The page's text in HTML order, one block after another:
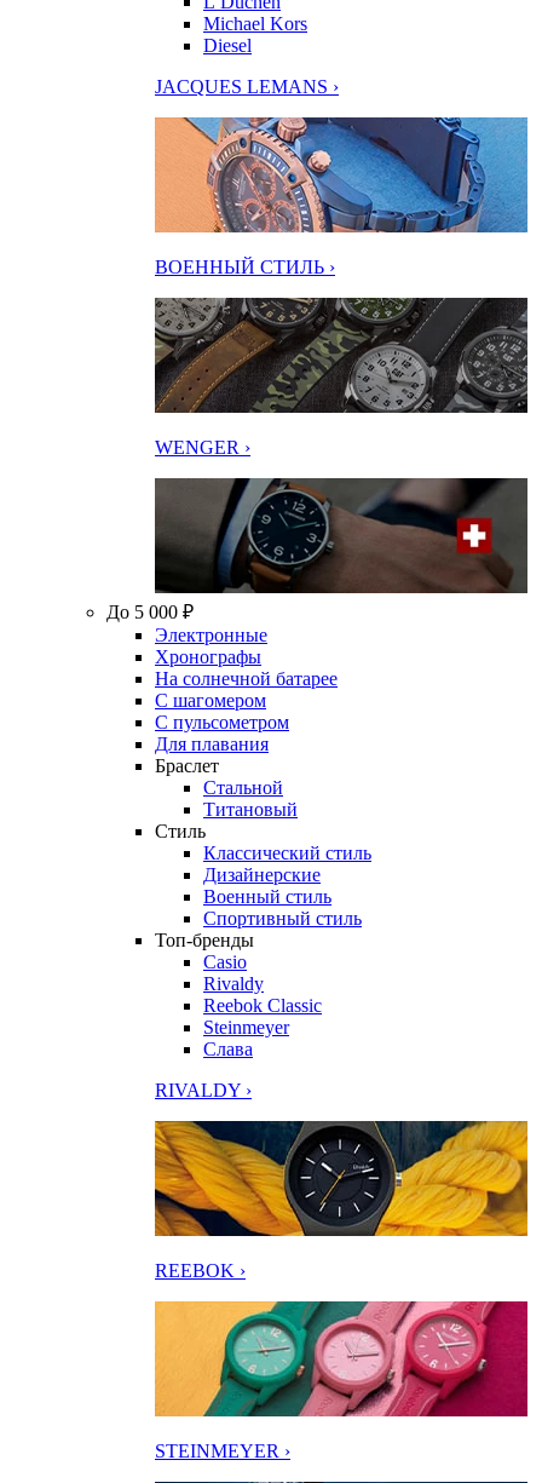
Michael Kors
Diesel
JACQUES LEMANS ›
ВОЕННЫЙ СТИЛЬ ›
WENGER ›
До 5 000 ₽
Электронные
Хронографы
На солнечной батарее
С шагомером
С пульсометром
Для плавания
Браслет
Стальной
Титановый
Стиль
Классический стиль
Дизайнерские
Военный стиль
Спортивный стиль
Топ-бренды
Casio
Rivaldy
Reebok Classic
Steinmeyer
Слава
RIVALDY ›
REEBOK ›
STEINMEYER ›